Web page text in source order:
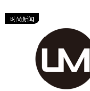
时尚新闻